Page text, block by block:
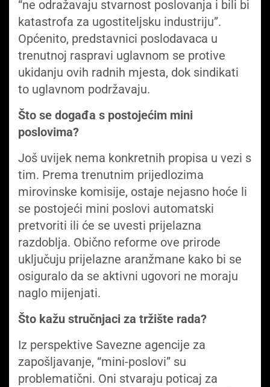
“ne odražavaju stvarnost poslovanja i bili bi
katastrofa za ugostiteljsku industriju”.
Općenito, predstavnici poslodavaca u
trenutnoj raspravi uglavnom se protive
ukidanju ovih radnih mjesta, dok sindikati
to uglavnom podržavaju.
Što se događa s postojećim mini
poslovima?
Još uvijek nema konkretnih propisa u vezi s
tim. Prema trenutnim prijedlozima
mirovinske komisije, ostaje nejasno hoće li
se postojeći mini poslovi automatski
pretvoriti ili će se uvesti prijelazna
razdoblja. Obično reforme ove prirode
uključuju prijelazne aranžmane kako bi se
osiguralo da se aktivni ugovori ne moraju
naglo mijenjati.
Što kažu stručnjaci za tržište rada?
Iz perspektive Savezne agencije za
zapošljavanje, “mini-poslovi” su
problematični. Oni stvaraju poticaj za